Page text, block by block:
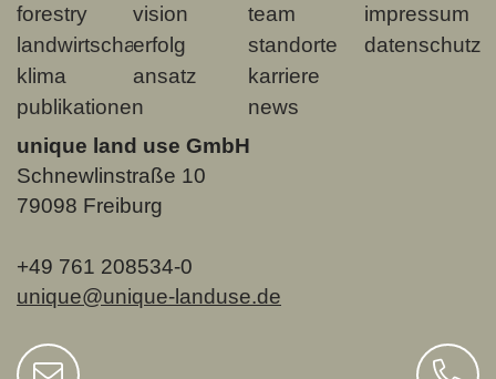
forestry
landwirtschaft
klima
publikationen
vision
erfolg
ansatz
team
standorte
karriere
news
impressum
datenschutz
unique land use GmbH
Schnewlinstraße 10
79098 Freiburg
+49 761 208534-0
unique@unique-landuse.de